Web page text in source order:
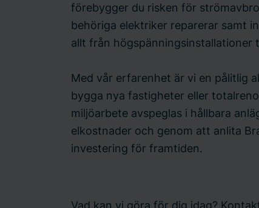
förebygger du risken för
behöriga elektriker reparerar samt
allt från högspänningsinstallationer
Med vår erfarenhet är vi en pålitlig
bygga nya fastigheter eller
miljöarbete avspeglas i hållbara
elkostnader och genom att anlita
investering för framtiden.
Vad kan vi göra för dig idag?